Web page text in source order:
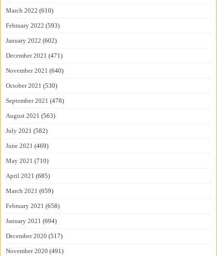
March 2022 (610)
February 2022 (593)
January 2022 (602)
December 2021 (471)
November 2021 (640)
October 2021 (530)
September 2021 (478)
August 2021 (563)
July 2021 (582)
June 2021 (469)
May 2021 (710)
April 2021 (685)
March 2021 (659)
February 2021 (658)
January 2021 (694)
December 2020 (517)
November 2020 (491)